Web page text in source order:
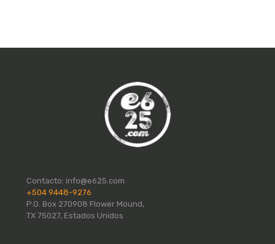
Contacto: info@e625.com
+504 9448-9276
P.O. Box 270908 Flower Mound,
TX 75027, Estados Unidos